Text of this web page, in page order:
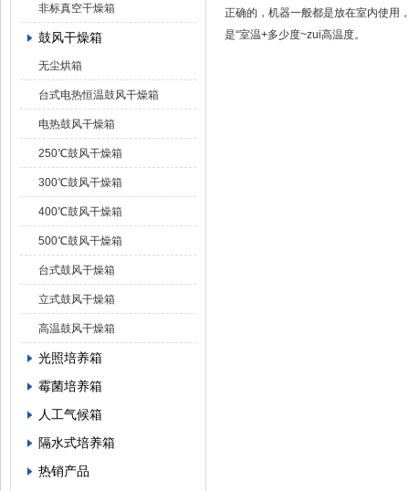
非标真空干燥箱
鼓风干燥箱
无尘烘箱
台式电热恒温鼓风干燥箱
电热鼓风干燥箱
250℃鼓风干燥箱
300℃鼓风干燥箱
400℃鼓风干燥箱
500℃鼓风干燥箱
台式鼓风干燥箱
立式鼓风干燥箱
高温鼓风干燥箱
光照培养箱
霉菌培养箱
人工气候箱
隔水式培养箱
热销产品
正确的，机器一般都是放在室内使用
是“室温+多少度~zui高温度。